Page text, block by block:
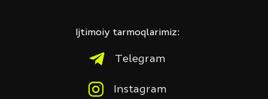
Ijtimoiy tarmoqlarimiz:
Telegram
Instagram